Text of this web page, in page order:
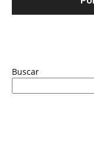
Buscar